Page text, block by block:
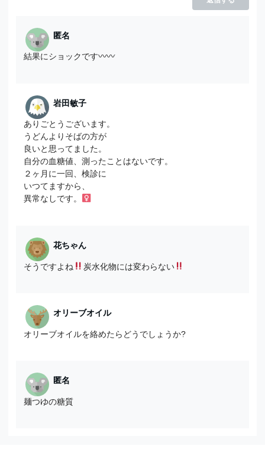
匿名
結果にショックです〰〰
岩田敏子
ありごとうございます。
うどんよりそばの方が
良いと思ってました。
自分の血糖値、測ったことはないです。
２ヶ月に一回、検診に
いつてますから、
異常なしです。‍
花ちゃん
そうですよね 炭水化物には変わらない
オリーブオイル
オリーブオイルを絡めたらどうでしょうか?
匿名
麺つゆの糖質